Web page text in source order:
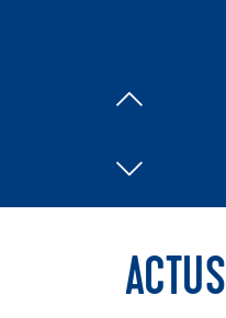
ACTUS